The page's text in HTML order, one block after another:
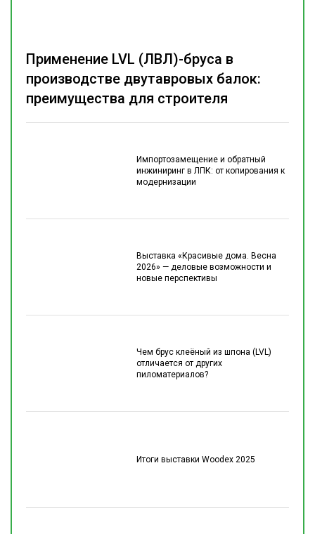
Импортозамещение и обратный
инжиниринг в ЛПК: от копирования к
модернизации
Выставка «Красивые дома. Весна
2026» — деловые возможности и
новые перспективы
Чем брус клеёный из шпона (LVL)
отличается от других
пиломатериалов?
Итоги выставки Woodex 2025
Применение LVL (ЛВЛ)-бруса в
производстве двутавровых балок:
преимущества для строителя